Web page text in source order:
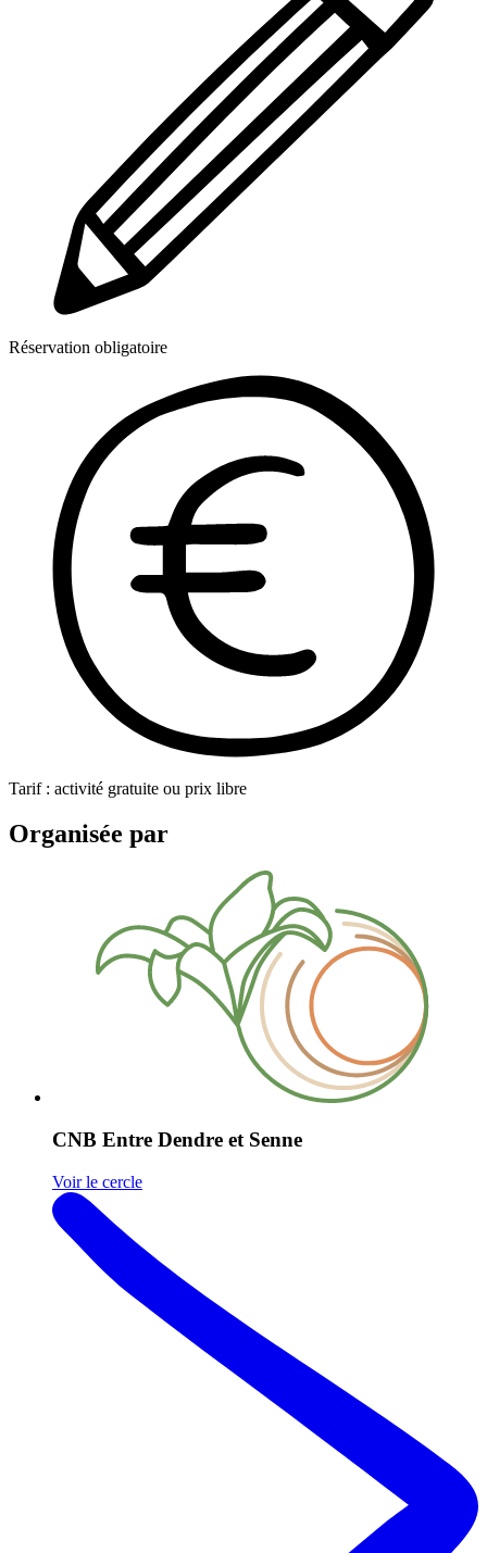
Réservation obligatoire
Tarif : activité gratuite ou prix libre
Organisée par
CNB Entre Dendre et Senne
Voir le cercle